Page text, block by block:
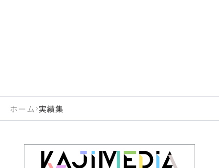
ホーム 実績集